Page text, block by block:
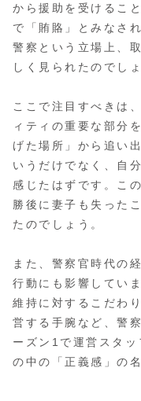
から援助を受けるこ
で「賄賂」とみなさ
警察という立場上、
しく見られたのでしょ
ここで注目すべきは
ィティの重要な部分
げた場所」から追い
いうだけでなく、自
感じたはずです。こ
勝後に妻子も失った
たのでしょう。
また、警察官時代の
行動にも影響してい
維持に対するこだわ
営する手腕など、警
ーズン1で運営スタ
の中の「正義感」の